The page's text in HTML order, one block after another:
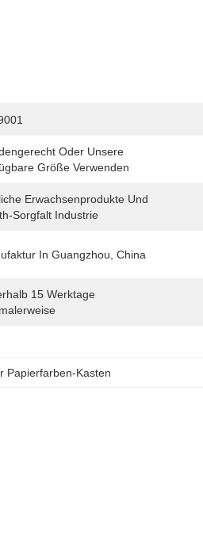
Oder Unsere
Größe Verwenden
Erwachsenprodukte Und
Sorgfalt Industrie
In Guangzhou, China
15 Werktage
Papierfarben-Kasten